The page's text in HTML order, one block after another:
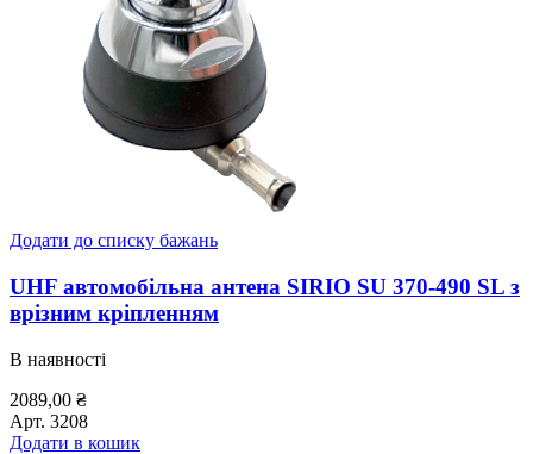
Додати до списку бажань
UHF автомобільна антена SIRIO SU 370-490 SL з
врізним кріпленням
В наявності
2089,00 ₴
Арт. 3208
Додати в кошик